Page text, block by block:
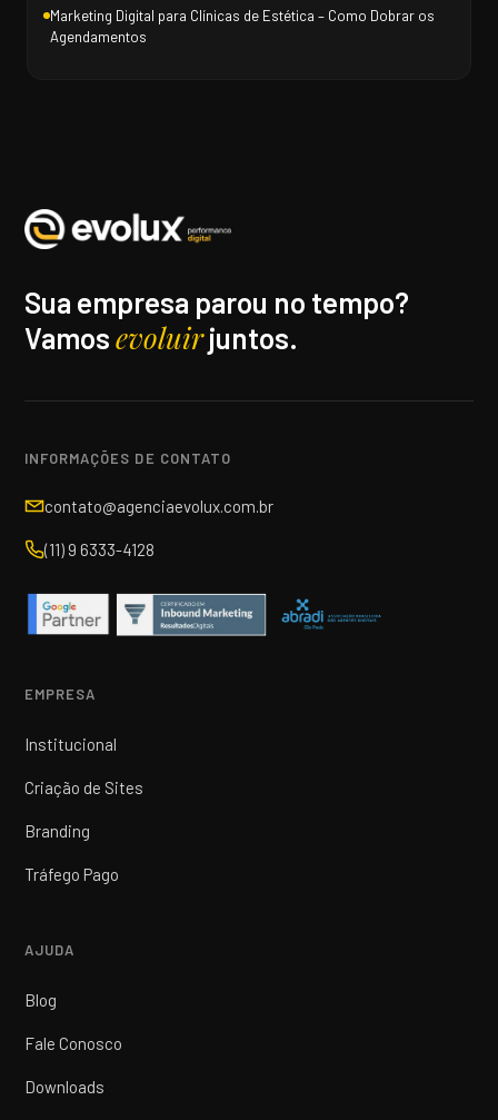
Marketing Digital para Clínicas de Estética – Como Dobrar os
Agendamentos
Sua empresa parou no tempo?
Vamosevoluirjuntos.
INFORMAÇÕES DE CONTATO
contato@agenciaevolux.com.br
(11) 9 6333-4128
EMPRESA
Institucional
Criação de Sites
Branding
Tráfego Pago
AJUDA
Blog
Fale Conosco
Downloads